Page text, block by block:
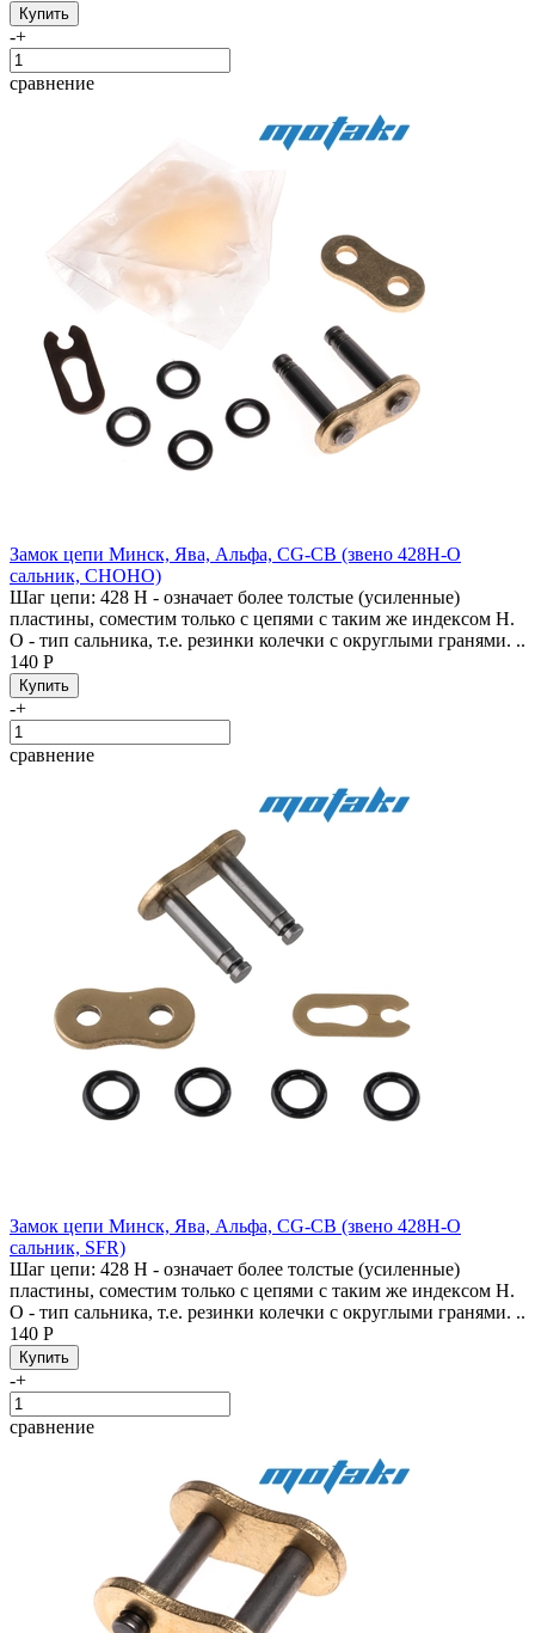
-+
сравнение
Замок цепи Минск, Ява, Альфа, CG-CB (звено 428H-O
сальник, CHOHO)
Шаг цепи: 428 H - означает более толстые (усиленные)
пластины, cоместим только с цепями с таким же индексом H.
O - тип сальника, т.е. резинки колечки с округлыми гранями. ..
140 Р
-+
сравнение
Замок цепи Минск, Ява, Альфа, CG-CB (звено 428H-O
сальник, SFR)
Шаг цепи: 428 H - означает более толстые (усиленные)
пластины, cоместим только с цепями с таким же индексом H.
O - тип сальника, т.е. резинки колечки с округлыми гранями. ..
140 Р
-+
сравнение